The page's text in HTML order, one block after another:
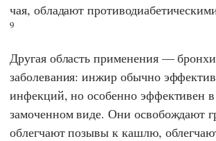
чая, обладают
9
Другая область применения —
заболевания: инжир обычно
инфекций, но особенно эффективен
замоченном виде. Они освобождают
облегчают позывы к кашлю,